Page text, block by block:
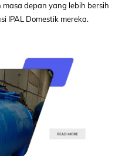
depan yang lebih bersih
IPAL Domestik mereka.